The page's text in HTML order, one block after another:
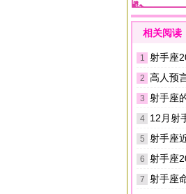
相关阅读
1 射手座
2 高人预
3 射手座
4 12月射
5 射手座
6 射手座
7 射手座